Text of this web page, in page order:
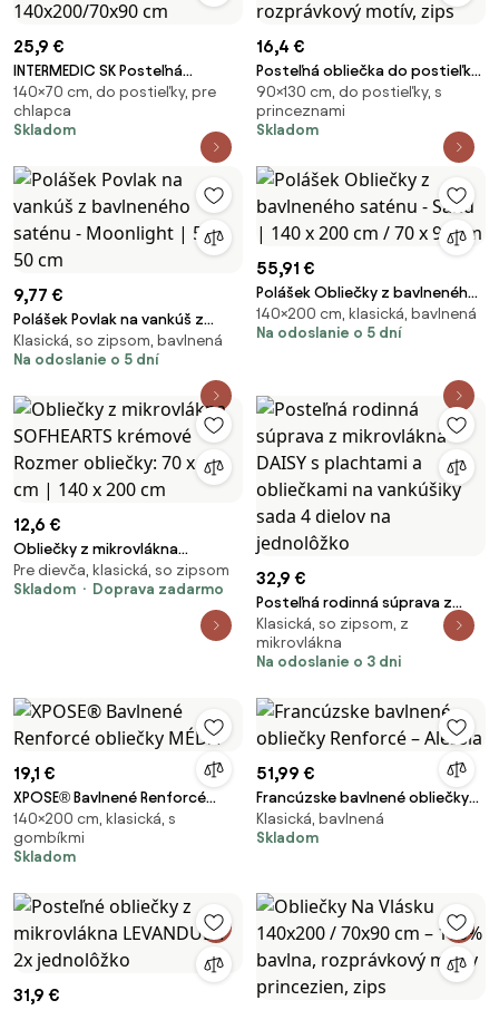
25,9 €
INTERMEDIC SK Posteľná
obliečka Stavebné
dobrodružstvo 140x200/70x90
cm
140×70 cm, do postieľky, pre
chlapca
Skladom
16,4 €
Posteľná obliečka do postieľky
Na Vlásku 90x130 / 45x65 cm –
100% bavlna, rozprávkový
motív, zips
90×130 cm, do postieľky, s
princeznami
Skladom
9,77 €
Polášek Povlak na vankúš z
bavlneného saténu - Moonlight
| 50 x 50 cm
Klasická, so zipsom, bavlnená
Na odoslanie o 5 dní
55,91 €
Polášek Obliečky z bavlneného
saténu - Sand | 140 x 200 cm /
70 x 90 cm
140×200 cm, klasická, bavlnená
Na odoslanie o 5 dní
12,6 €
Obliečky z mikrovlákna
SOFHEARTS krémové Rozmer
obliečky: 70 x 90 cm | 140 x 200
Pre dievča, klasická, so zipsom
Skladom
Doprava zadarmo
32,9 €
Posteľná rodinná súprava z
mikrovlákna DAISY s plachtami a
obliečkami na vankúšiky sada 4
dielov na jednolôžko
Klasická, so zipsom, z
mikrovlákna
Na odoslanie o 3 dni
19,1 €
XPOSE® Bavlnené Renforcé
obliečky MÉĎA
140×200 cm, klasická, s
gombíkmi
Skladom
51,99 €
Francúzske bavlnené obliečky
Renforcé – Alessia
Klasická, bavlnená
Skladom
31,9 €